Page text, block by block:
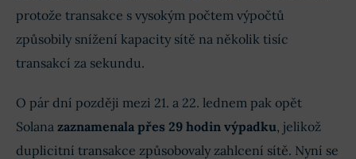
protože transakce s vysokým počtem výpočtů
způsobily snížení kapacity sítě na několik tisíc
transakcí za sekundu.
O pár dní později mezi 21. a 22. lednem pak opět
Solana zaznamenala přes 29 hodin výpadku, jelikož
duplicitní transakce způsobovaly zahlcení sítě. Nyní se